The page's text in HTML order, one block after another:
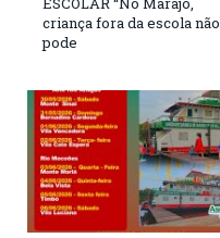
criança fora da escola não
pode